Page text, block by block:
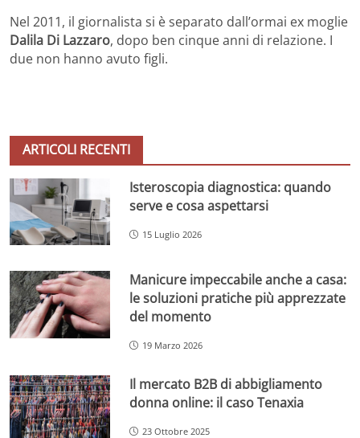
Nel 2011, il giornalista si è separato dall’ormai ex moglie
Dalila Di Lazzaro, dopo ben cinque anni di relazione. I
due non hanno avuto figli.
ARTICOLI RECENTI
Isteroscopia diagnostica: quando
serve e cosa aspettarsi
15 Luglio 2026
Manicure impeccabile anche a casa:
le soluzioni pratiche più apprezzate
del momento
19 Marzo 2026
Il mercato B2B di abbigliamento
donna online: il caso Tenaxia
23 Ottobre 2025